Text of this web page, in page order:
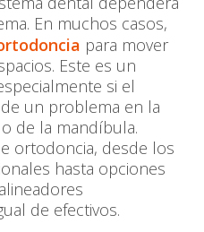
En muchos casos,
para mover
Este es un
si el
un problema en la
de la mandíbula.
ortodoncia, desde los
hasta opciones
de efectivos.